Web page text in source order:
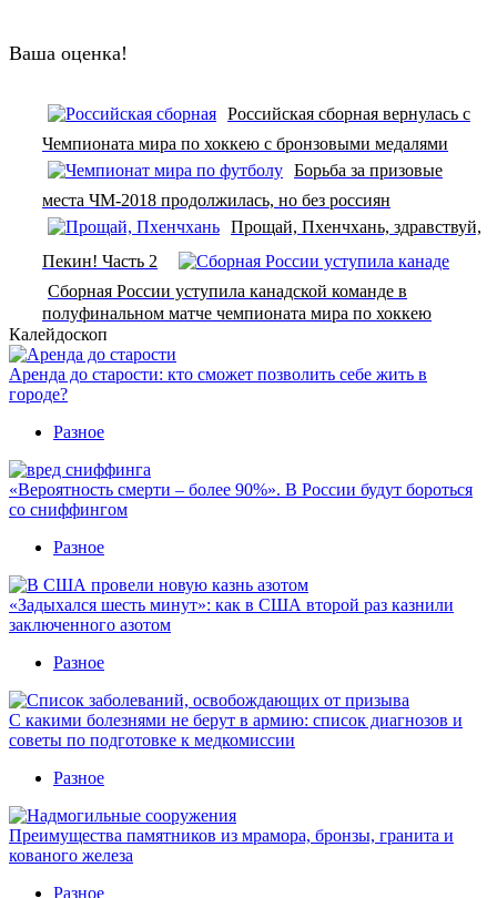
Ваша оценка!
Российская сборная вернулась с
Чемпионата мира по хоккею с бронзовыми медалями
Борьба за призовые
места ЧМ-2018 продолжилась, но без россиян
Прощай, Пхенчхань, здравствуй,
Пекин! Часть 2
Сборная России уступила канадской команде в
полуфинальном матче чемпионата мира по хоккею
Калейдоскоп
Аренда до старости: кто сможет позволить себе жить в
городе?
Разное
«Вероятность смерти – более 90%». В России будут бороться
со сниффингом
Разное
«Задыхался шесть минут»: как в США второй раз казнили
заключенного азотом
Разное
С какими болезнями не берут в армию: список диагнозов и
советы по подготовке к медкомиссии
Разное
Преимущества памятников из мрамора, бронзы, гранита и
кованого железа
Разное